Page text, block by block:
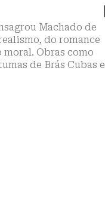
Machado de
do romance
Obras como
de Brás Cubas e